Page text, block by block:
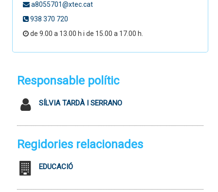
a8055701@xtec.cat
938 370 720
de 9.00 a 13.00 h i de 15.00 a 17.00 h.
Responsable polític
SÍLVIA TARDÀ I SERRANO
Regidories relacionades
EDUCACIÓ